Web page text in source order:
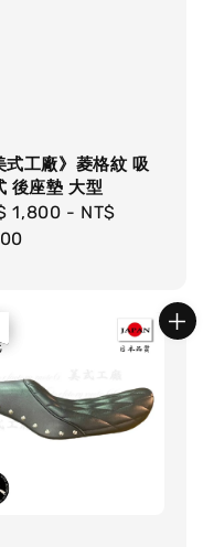
式工廠》菱格紋 吸
後座墊 大型
1,800 - NT$